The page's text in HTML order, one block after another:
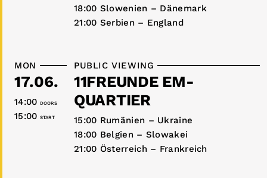
18:00 Slowenien – Dänemark
21:00 Serbien – England
MON
17.06.
DOORS
14:00
START
15:00
PUBLIC VIEWING
11FREUNDE EM-
QUARTIER
15:00 Rumänien – Ukraine
18:00 Belgien – Slowakei
21:00 Österreich – Frankreich